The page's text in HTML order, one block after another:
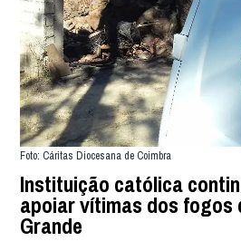
Foto: Cáritas Diocesana de Coimbra
Instituição católica
apoiar vítimas dos fogos
Grande